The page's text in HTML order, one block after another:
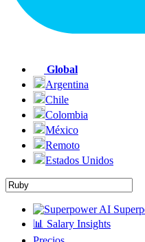
Global
Argentina
Chile
Colombia
México
Remoto
Estados Unidos
📊 Salary Insights